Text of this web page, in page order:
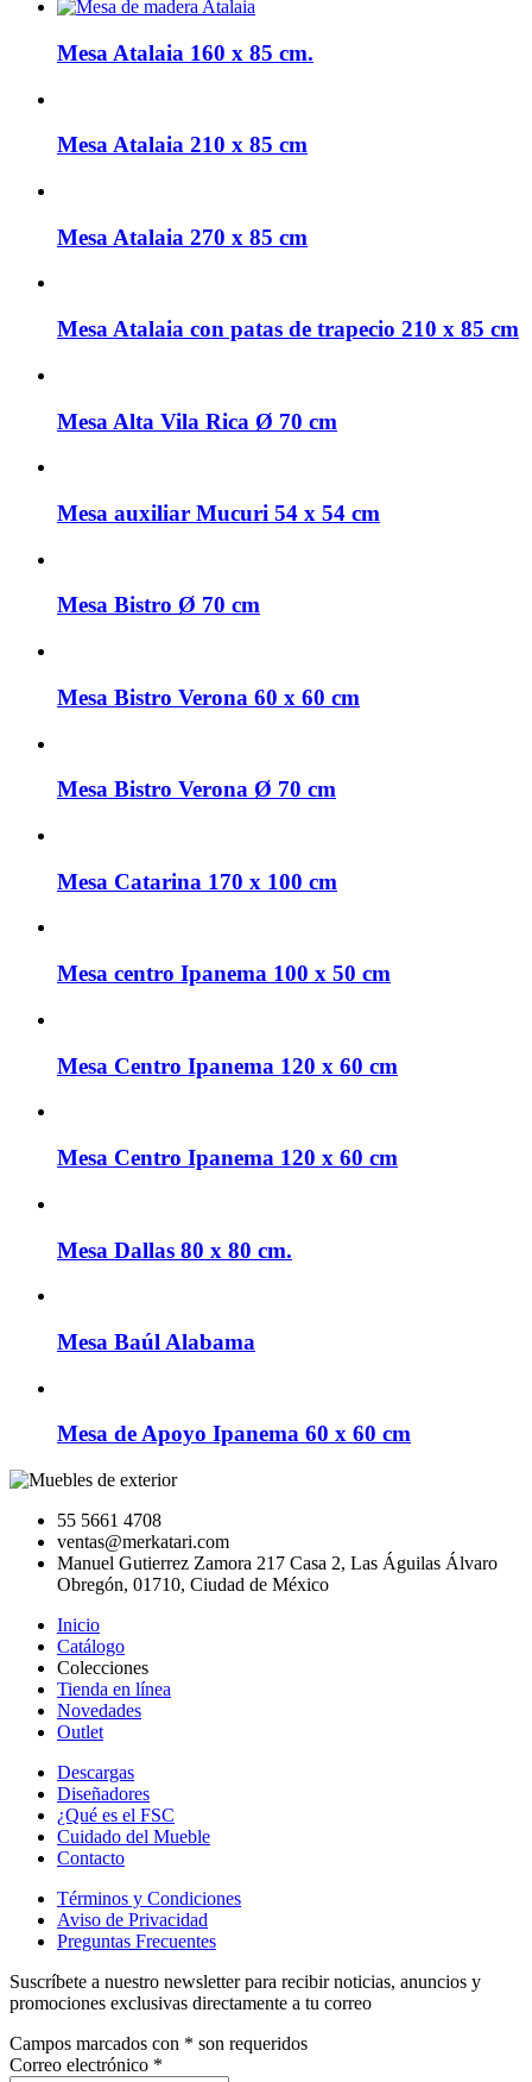
Mesa Atalaia 160 x 85 cm.
Mesa Atalaia 210 x 85 cm
Mesa Atalaia 270 x 85 cm
Mesa Atalaia con patas de trapecio 210 x 85 cm
Mesa Alta Vila Rica Ø 70 cm
Mesa auxiliar Mucuri 54 x 54 cm
Mesa Bistro Ø 70 cm
Mesa Bistro Verona 60 x 60 cm
Mesa Bistro Verona Ø 70 cm
Mesa Catarina 170 x 100 cm
Mesa centro Ipanema 100 x 50 cm
Mesa Centro Ipanema 120 x 60 cm
Mesa Centro Ipanema 120 x 60 cm
Mesa Dallas 80 x 80 cm.
Mesa Baúl Alabama
Mesa de Apoyo Ipanema 60 x 60 cm
55 5661 4708
ventas@merkatari.com
Manuel Gutierrez Zamora 217 Casa 2, Las Águilas Álvaro
Obregón, 01710, Ciudad de México
Inicio
Catálogo
Colecciones
Tienda en línea
Novedades
Outlet
Descargas
Diseñadores
¿Qué es el FSC
Cuidado del Mueble
Contacto
Términos y Condiciones
Aviso de Privacidad
Preguntas Frecuentes
Suscríbete a nuestro newsletter para recibir noticias, anuncios y
promociones exclusivas directamente a tu correo
Campos marcados con * son requeridos
Correo electrónico *